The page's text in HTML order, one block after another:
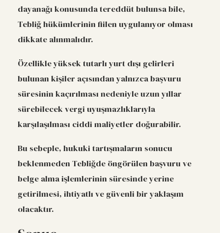
dayanağı konusunda tereddüt bulunsa bile,
Tebliğ hükümlerinin fiilen uygulanıyor olması
dikkate alınmalıdır.
Özellikle yüksek tutarlı yurt dışı gelirleri
bulunan kişiler açısından yalnızca başvuru
süresinin kaçırılması nedeniyle uzun yıllar
sürebilecek vergi uyuşmazlıklarıyla
karşılaşılması ciddi maliyetler doğurabilir.
Bu sebeple, hukuki tartışmaların sonucu
beklenmeden Tebliğde öngörülen başvuru ve
belge alma işlemlerinin süresinde yerine
getirilmesi, ihtiyatlı ve güvenli bir yaklaşım
olacaktır.